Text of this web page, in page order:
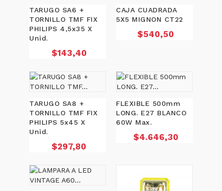
TARUGO SA6 +
TORNILLO TMF FIX
PHILIPS 4,5x35 X
Unid.
Precio
$143,40
CAJA CUADRADA
5X5 MIGNON CT22
Precio
$540,50
TARUGO SA8 +
TORNILLO TMF FIX
PHILIPS 5x45 X
Unid.
Precio
$297,80
FLEXIBLE 500mm
LONG. E27 BLANCO
60W Max.
Precio
$4.646,30